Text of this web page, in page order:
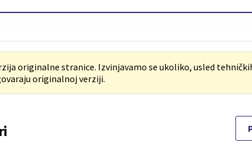
originalne stranice. Izvinjavamo se ukoliko, usled
originalnoj verziji.